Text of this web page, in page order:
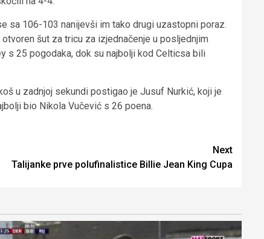
sa 106-103 nanijevši im tako drugi uzastopni poraz.
šut za tricu za izjednačenje u posljednjim
s 25 pogodaka, dok su najbolji kod Celticsa bili
u zadnjoj sekundi postigao je Jusuf Nurkić, koji je
bio Nikola Vučević s 26 poena.
Next
Talijanke prve polufinalistice Billie Jean King Cupa